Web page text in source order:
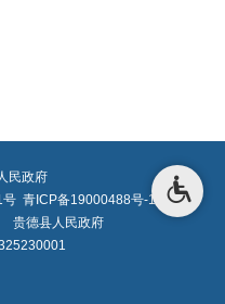
民政府
号 青ICP备19000488号-1
贵德县人民政府